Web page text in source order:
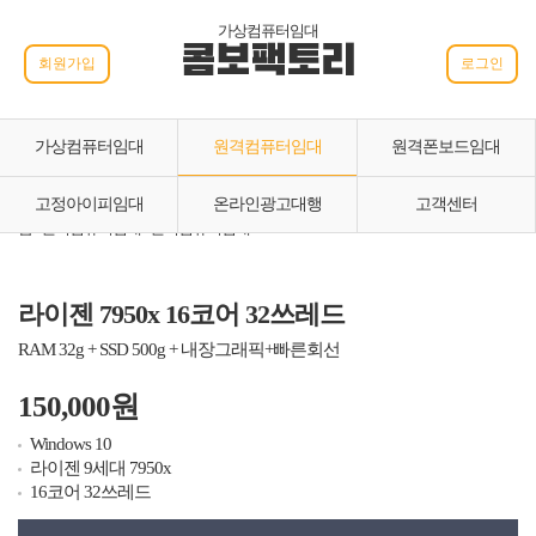
가상컴퓨터임대
콤보팩토리
회원가입 로그인
가상컴퓨터임대 원격컴퓨터임대 원격폰보드임대
고정아이피임대 온라인광고대행
고객센터
홈 › 원격컴퓨터임대 › 원격컴퓨터임대
라이젠 7950x 16코어 32쓰레드
RAM 32g + SSD 500g + 내장그래픽+빠른회선
150,000원
Windows 10
라이젠 9세대 7950x
16코어 32쓰레드